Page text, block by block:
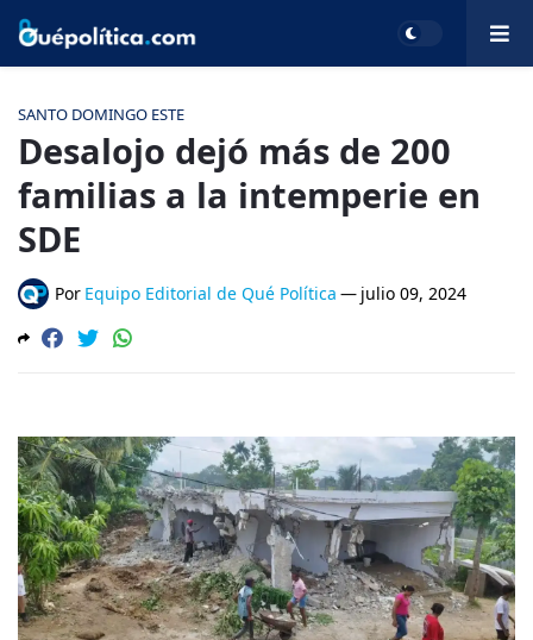
SANTO DOMINGO ESTE
Desalojo dejó más de 200
familias a la intemperie en
SDE
Por Equipo Editorial de Qué Política — julio 09, 2024